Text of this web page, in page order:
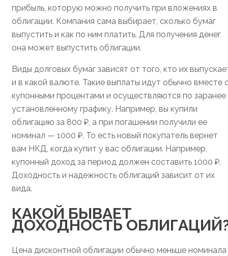
прибыль, которую можно получить при вложениях в
облигации. Компания сама выбирает, сколько бумаг
выпустить и как по ним платить. Для получения денег
она может выпустить облигации.
Виды долговых бумаг зависят от того, кто их
и в какой валюте. Такие выплаты идут обычно вместе
купонными процентами и осуществляются по заранее
установленному графику. Например, вы купили
облигацию за 800 ₽, а при погашении получили ее
номинал — 1000 ₽. То есть новый покупатель вернет
вам НКД, когда купит у вас облигации. Например,
купонный доход за период должен составить 1000 ₽.
Доходность и надежность облигаций зависит от их
вида.
КАКОЙ БЫВАЕТ
ДОХОДНОСТЬ
Цена дисконтной облигации обычно меньше номинала